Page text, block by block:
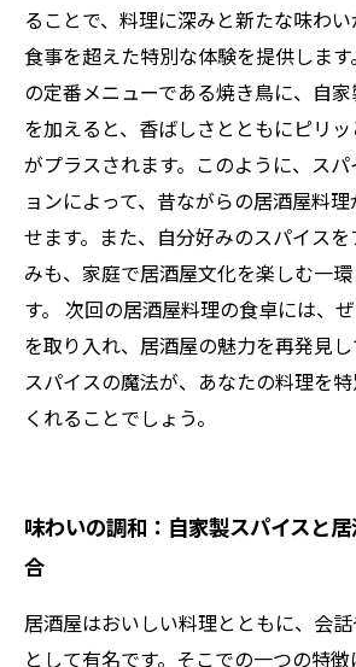
ることで、料理に深みと新たな味わ
食事を超えた特別な体験を提供しま
の定番メニューである焼き鳥に、自
を加えると、香ばしさとともにピリ
がプラスされます。このように、ス
ョンによって、昔ながらの居酒屋料
せます。また、自分好みのスパイス
みも、家庭で居酒屋文化を楽しむ一
す。 次回の居酒屋料理の食卓には、
を取り入れ、居酒屋の魅力を再発見し
スパイスの魔法が、あなたの料理を
くれることでしょう。
味わいの調和：自家製スパイスと
合
居酒屋はおいしい料理とともに、会
として有名です。そこでの一つの特